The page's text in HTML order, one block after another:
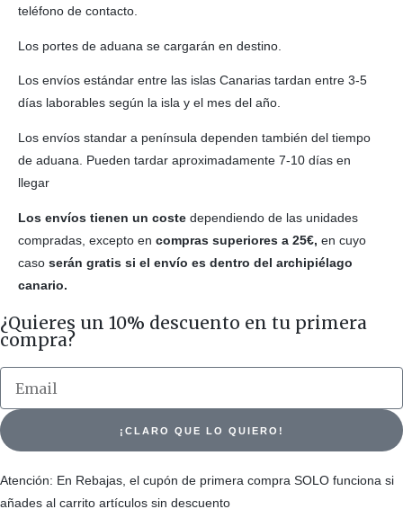
teléfono de contacto.
Los portes de aduana se cargarán en destino.
Los envíos estándar entre las islas Canarias tardan entre 3-5
días laborables según la isla y el mes del año.
Los envíos standar a península dependen también del tiempo
de aduana. Pueden tardar aproximadamente 7-10 días en
llegar
Los envíos tienen un coste dependiendo de las unidades
compradas, excepto en compras superiores a 25€, en cuyo
caso serán gratis si el envío es dentro del archipiélago
canario.
¿Quieres un 10% descuento en tu primera
compra?
¡CLARO QUE LO QUIERO!
Atención: En Rebajas, el cupón de primera compra SOLO funciona si
añades al carrito artículos sin descuento